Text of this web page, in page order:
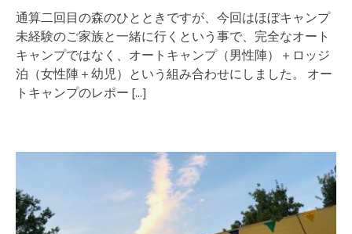
通算二回目の森のひとときですが、今回はほぼキャンプ
未経験のご家族と一緒に行くという事で、完全なオート
キャンプではなく、オートキャンプ（男性陣）＋ロッジ
泊（女性陣＋幼児）という組み合わせにしました。 オー
トキャンプのレポー [...]